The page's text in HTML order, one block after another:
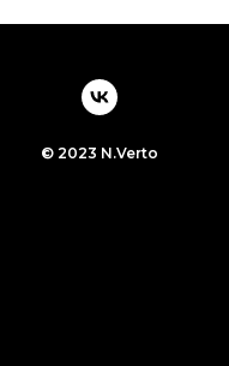
© 2023 N.Verto